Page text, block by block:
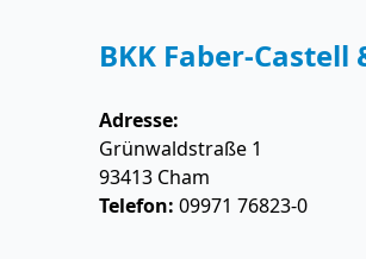
BKK Faber-
Adresse:
Grünwaldstraße 1
93413 Cham
Telefon: 09971 76823-0